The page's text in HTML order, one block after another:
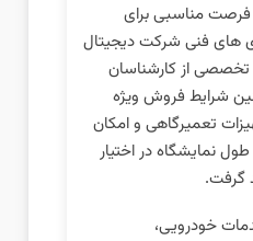
فرصت مناسبی برای
های فنی شرکت دیجیتال
از کارشناسان
شرایط فروش ویژه
تعمیرگاهی و امکان
نمایشگاه در اختیار
گرفت.
خودرویی،